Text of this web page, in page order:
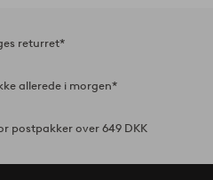
returret*
allerede i morgen*
postpakker over 649 DKK